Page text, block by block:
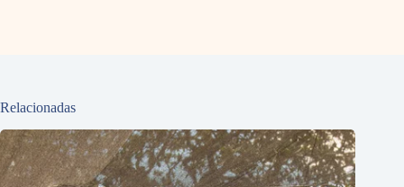
Relacionadas